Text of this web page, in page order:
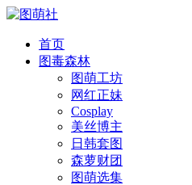
首页
图毒森林
图萌工坊
网红正妹
Cosplay
美丝博主
日韩套图
森萝财团
图萌选集